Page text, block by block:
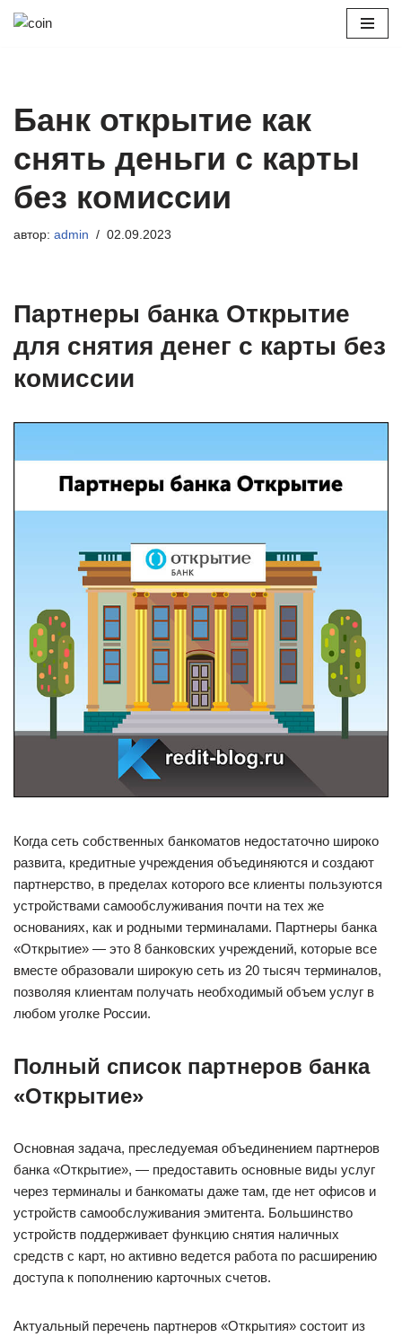
Банк открытие как
снять деньги с карты
без комиссии
автор: admin 02.09.2023
Партнеры банка Открытие
для снятия денег с карты без
комиссии
Когда сеть собственных банкоматов недостаточно широко
развита, кредитные учреждения объединяются и создают
партнерство, в пределах которого все клиенты пользуются
устройствами самообслуживания почти на тех же
основаниях, как и родными терминалами. Партнеры банка
«Открытие» — это 8 банковских учреждений, которые все
вместе образовали широкую сеть из 20 тысяч терминалов,
позволяя клиентам получать необходимый объем услуг в
любом уголке России.
Полный список партнеров банка
«Открытие»
Основная задача, преследуемая объединением партнеров
банка «Открытие», — предоставить основные виды услуг
через терминалы и банкоматы даже там, где нет офисов и
устройств самообслуживания эмитента. Большинство
устройств поддерживает функцию снятия наличных
средств с карт, но активно ведется работа по расширению
доступа к пополнению карточных счетов.
Актуальный перечень партнеров «Открытия» состоит из